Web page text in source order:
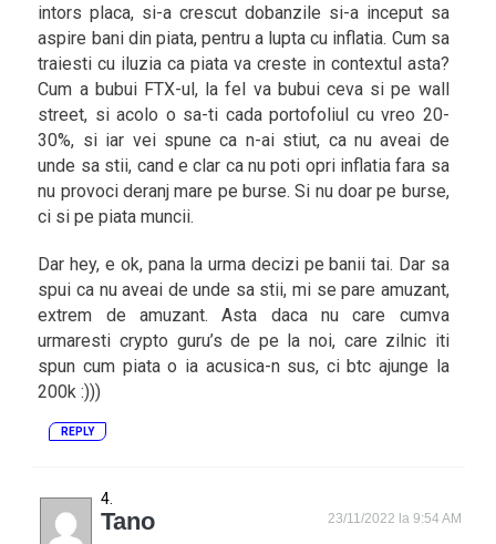
intors placa, si-a crescut dobanzile si-a inceput sa
aspire bani din piata, pentru a lupta cu inflatia. Cum sa
traiesti cu iluzia ca piata va creste in contextul asta?
Cum a bubui FTX-ul, la fel va bubui ceva si pe wall
street, si acolo o sa-ti cada portofoliul cu vreo 20-
30%, si iar vei spune ca n-ai stiut, ca nu aveai de
unde sa stii, cand e clar ca nu poti opri inflatia fara sa
nu provoci deranj mare pe burse. Si nu doar pe burse,
ci si pe piata muncii.
Dar hey, e ok, pana la urma decizi pe banii tai. Dar sa
spui ca nu aveai de unde sa stii, mi se pare amuzant,
extrem de amuzant. Asta daca nu care cumva
urmaresti crypto guru’s de pe la noi, care zilnic iti
spun cum piata o ia acusica-n sus, ci btc ajunge la
200k :)))
REPLY
Tano 23/11/2022 la 9:54 AM